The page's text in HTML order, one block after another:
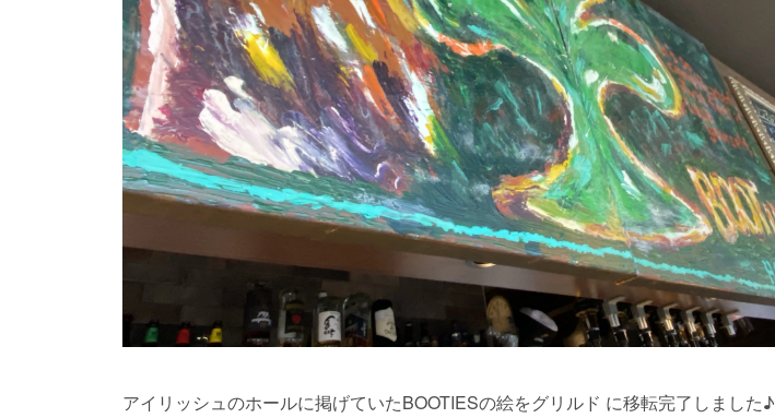
アイリッシュのホールに掲げていたBOOTIESの絵をグリルド に移転完了しました♪